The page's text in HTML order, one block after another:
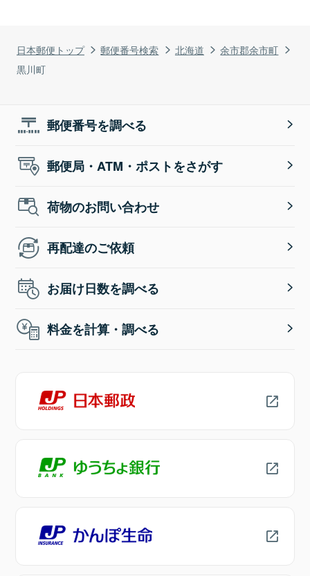
日本郵便トップ 郵便番号検索 北海道
余市郡余市町
黒川町
郵便番号を調べる
郵便局・ATM・ポストをさがす
荷物のお問い合わせ
再配達のご依頼
お届け日数を調べる
料金を計算・調べる